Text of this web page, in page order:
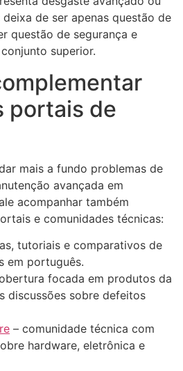
de ser apenas questão de
questão de segurança e
superior.
portais de
mais a fundo problemas de
avançada em
acompanhar também
e comunidades técnicas:
tutoriais e comparativos de
em português.
focada em produtos da
discussões sobre defeitos
– comunidade técnica com
hardware, eletrônica e